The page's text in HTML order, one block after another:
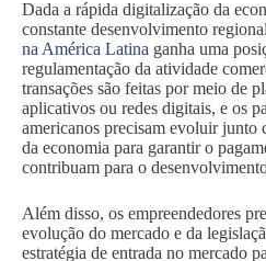
Dada a rápida digitalização da
constante desenvolvimento
na América Latina ganha uma
regulamentação da atividade
transações são feitas por meio de
aplicativos ou redes digitais, e os
americanos precisam evoluir junto
da economia para garantir o
contribuam para o
Além disso, os empreendedores
evolução do mercado e da
estratégia de entrada no mercado